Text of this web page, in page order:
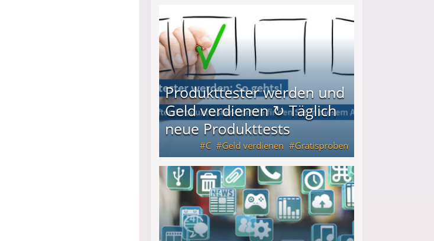
Produkttester werden und
Geld verdienen ↻ Täglich
neue Produkttests
C Geld verdienen Gratisproben
werden und Geld verdienen ↻ Täglich neue Produkttests